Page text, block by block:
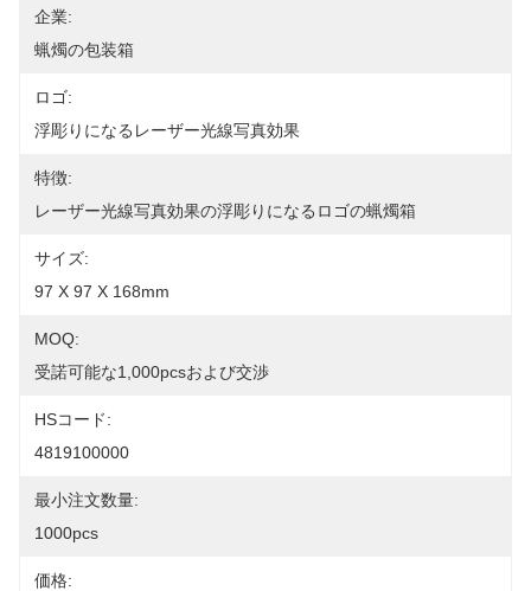
企業:
蝋燭の包装箱
ロゴ:
浮彫りになるレーザー光線写真効果
特徴:
レーザー光線写真効果の浮彫りになるロゴの蝋燭箱
サイズ:
97 X 97 X 168mm
MOQ:
受諾可能な1,000pcsおよび交渉
HSコード:
4819100000
最小注文数量:
1000pcs
価格: